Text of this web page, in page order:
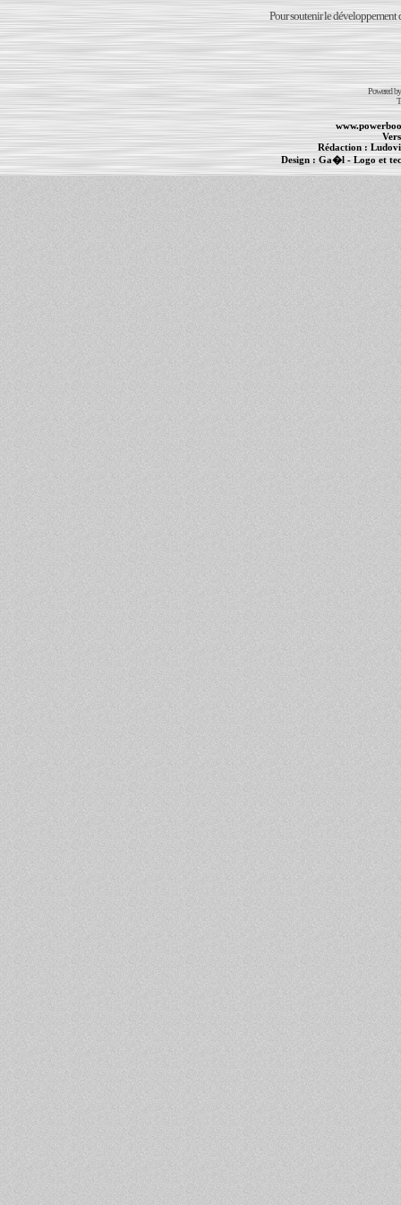
Pour soutenir le développement
Powered
Rédaction :
Design :Ga�l- Logo et
PowerBook